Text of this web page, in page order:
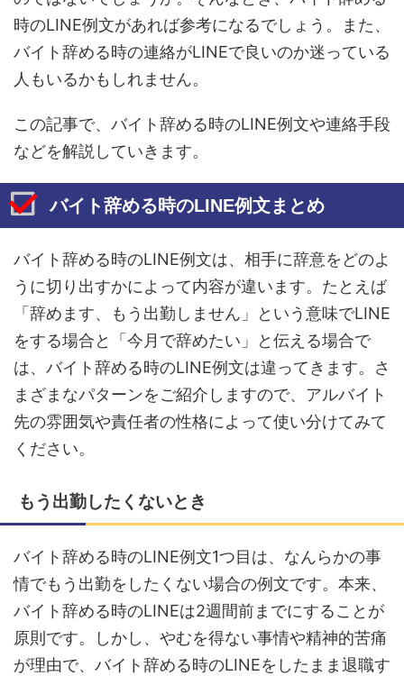
時のLINE例文があれば参考になるでしょう。また、
バイト辞める時の連絡がLINEで良いのか迷っている
人もいるかもしれません。
この記事で、バイト辞める時のLINE例文や連絡手段
などを解説していきます。
バイト辞める時のLINE例文まとめ
バイト辞める時のLINE例文は、相手に辞意をどのよ
うに切り出すかによって内容が違います。たとえば
「辞めます、もう出勤しません」という意味でLINE
をする場合と「今月で辞めたい」と伝える場合で
は、バイト辞める時のLINE例文は違ってきます。さ
まざまなパターンをご紹介しますので、アルバイト
先の雰囲気や責任者の性格によって使い分けてみて
ください。
もう出勤したくないとき
バイト辞める時のLINE例文1つ目は、なんらかの事
情でもう出勤をしたくない場合の例文です。本来、
バイト辞める時のLINEは2週間前までにすることが
原則です。しかし、やむを得ない事情や精神的苦痛
が理由で、バイト辞める時のLINEをしたまま退職す